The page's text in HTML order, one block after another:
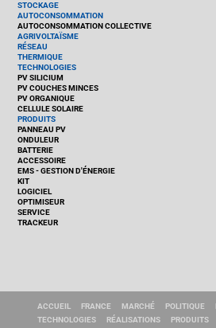
STOCKAGE
AUTOCONSOMMATION
AUTOCONSOMMATION COLLECTIVE
AGRIVOLTAÏSME
RÉSEAU
THERMIQUE
TECHNOLOGIES
PV SILICIUM
PV COUCHES MINCES
PV ORGANIQUE
CELLULE SOLAIRE
PRODUITS
PANNEAU PV
ONDULEUR
BATTERIE
ACCESSOIRE
EMS - GESTION D'ÉNERGIE
KIT
LOGICIEL
OPTIMISEUR
SERVICE
TRACKEUR
ACCUEIL FRANCE MARCHÉ POLITIQUE
TECHNOLOGIES
RÉALISATIONS PRODUITS